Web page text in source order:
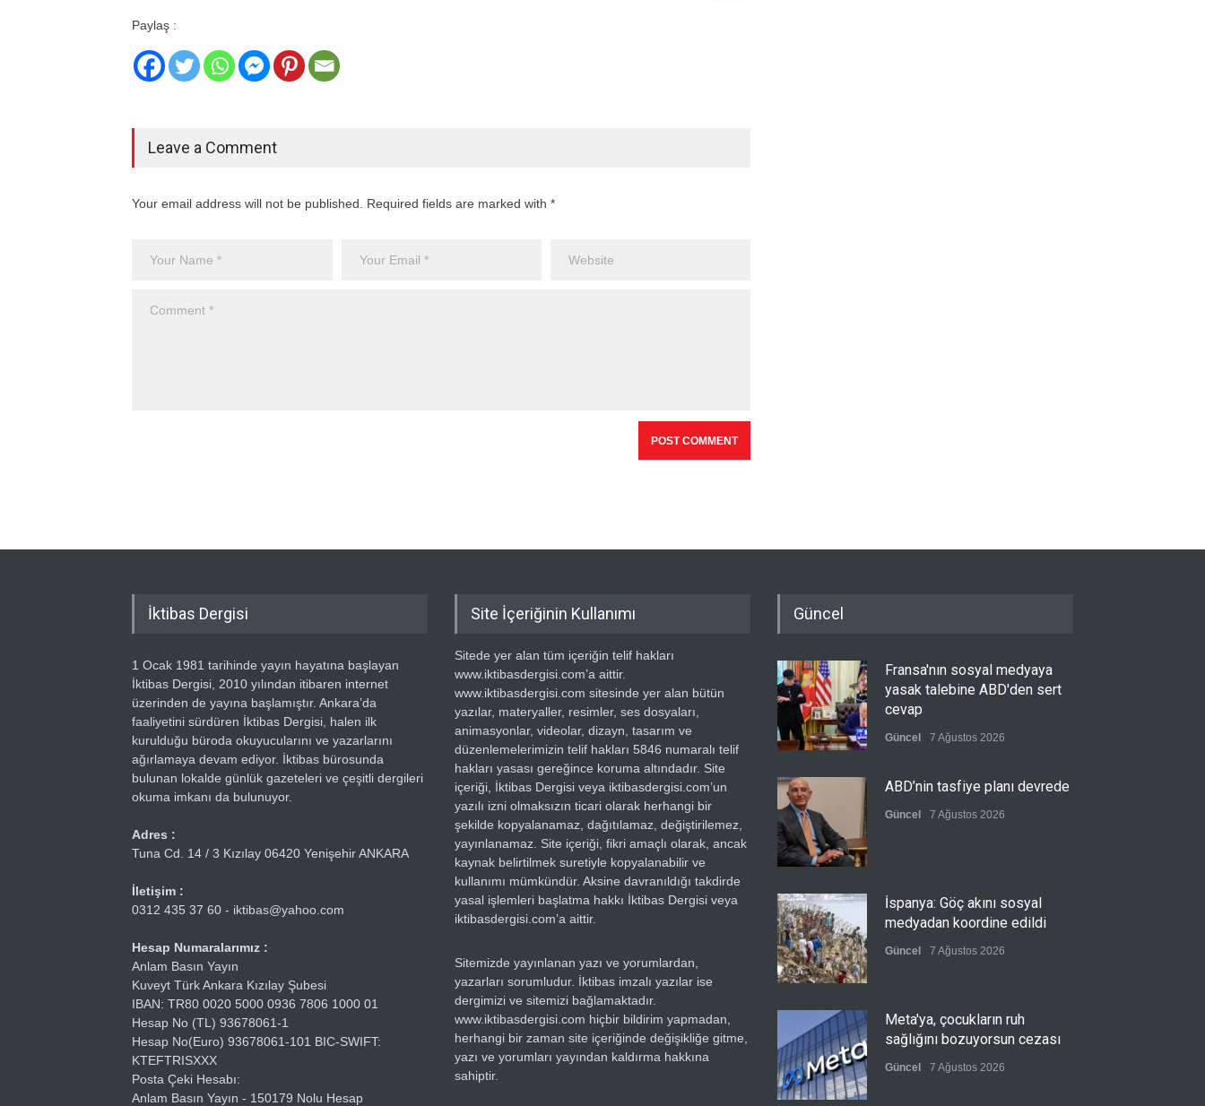
Paylaş :
Leave a Comment
Your email address will not be published. Required fields are marked with *
İktibas Dergisi
1 Ocak 1981 tarihinde yayın hayatına başlayan
İktibas Dergisi, 2010 yılından itibaren internet
üzerinden de yayına başlamıştır. Ankara’da
faaliyetini sürdüren İktibas Dergisi, halen ilk
kurulduğu büroda okuyucularını ve yazarlarını
ağırlamaya devam ediyor. İktibas bürosunda
bulunan lokalde günlük gazeteleri ve çeşitli dergileri
okuma imkanı da bulunuyor.
Adres :
Tuna Cd. 14 / 3 Kızılay 06420 Yenişehir ANKARA
İletişim :
0312 435 37 60 - iktibas@yahoo.com
Hesap Numaralarımız :
Anlam Basın Yayın
Kuveyt Türk Ankara Kızılay Şubesi
IBAN: TR80 0020 5000 0936 7806 1000 01
Hesap No (TL) 93678061-1
Hesap No(Euro) 93678061-101 BIC-SWIFT:
KTEFTRISXXX
Posta Çeki Hesabı:
Anlam Basın Yayın - 150179 Nolu Hesap
Site İçeriğinin Kullanımı
Sitede yer alan tüm içeriğin telif hakları
www.iktibasdergisi.com’a aittir.
www.iktibasdergisi.com sitesinde yer alan bütün
yazılar, materyaller, resimler, ses dosyaları,
animasyonlar, videolar, dizayn, tasarım ve
düzenlemelerimizin telif hakları 5846 numaralı telif
hakları yasası gereğince koruma altındadır. Site
içeriği, İktibas Dergisi veya iktibasdergisi.com’un
yazılı izni olmaksızın ticari olarak herhangi bir
şekilde kopyalanamaz, dağıtılamaz, değiştirilemez,
yayınlanamaz. Site içeriği, fikri amaçlı olarak, ancak
kaynak belirtilmek suretiyle kopyalanabilir ve
kullanımı mümkündür. Aksine davranıldığı takdirde
yasal işlemleri başlatma hakkı İktibas Dergisi veya
iktibasdergisi.com’a aittir.
Sitemizde yayınlanan yazı ve yorumlardan,
yazarları sorumludur. İktibas imzalı yazılar ise
dergimizi ve sitemizi bağlamaktadır.
www.iktibasdergisi.com hiçbir bildirim yapmadan,
herhangi bir zaman site içeriğinde değişikliğe gitme,
yazı ve yorumları yayından kaldırma hakkına
sahiptir.
Güncel
Fransa'nın sosyal medyaya
yasak talebine ABD'den sert
cevap
Güncel 7 Ağustos 2026
ABD’nin tasfiye planı devrede
Güncel 7 Ağustos 2026
İspanya: Göç akını sosyal
medyadan koordine edildi
Güncel 7 Ağustos 2026
Meta'ya, çocukların ruh
sağlığını bozuyorsun cezası
Güncel 7 Ağustos 2026